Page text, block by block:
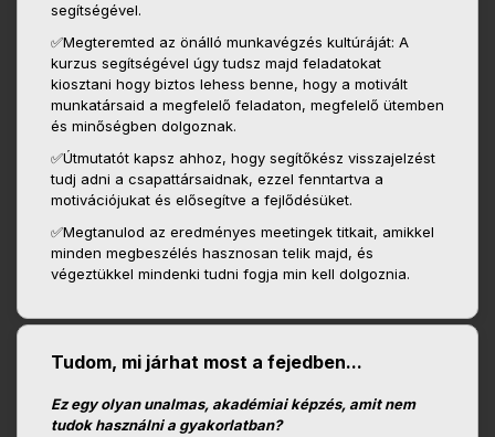
segítségével.
✅Megteremted az önálló munkavégzés kultúráját: A
kurzus segítségével úgy tudsz majd feladatokat
kiosztani hogy biztos lehess benne, hogy a motivált
munkatársaid a megfelelő feladaton, megfelelő ütemben
és minőségben dolgoznak.
✅Útmutatót kapsz ahhoz, hogy segítőkész visszajelzést
tudj adni a csapattársaidnak, ezzel fenntartva a
motivációjukat és elősegítve a fejlődésüket.
✅Megtanulod az eredményes meetingek titkait, amikkel
minden megbeszélés hasznosan telik majd, és
végeztükkel mindenki tudni fogja min kell dolgoznia.
Tudom, mi járhat most a fejedben...
Ez egy olyan unalmas, akadémiai képzés, amit nem
tudok használni a gyakorlatban?